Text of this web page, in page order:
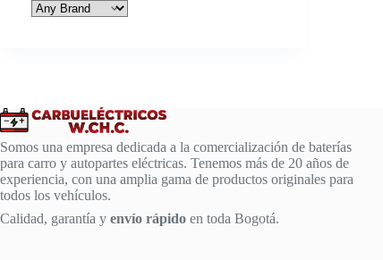
Somos una empresa dedicada a la comercialización de baterías
para carro y autopartes eléctricas. Tenemos más de 20 años de
experiencia, con una amplia gama de productos originales para
todos los vehículos.
Calidad, garantía y envío rápido en toda Bogotá.